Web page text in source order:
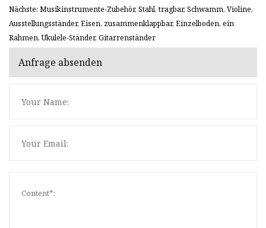
Nächste: Musikinstrumente-Zubehör, Stahl, tragbar, Schwamm, Violine,
Ausstellungsständer, Eisen, zusammenklappbar, Einzelboden, ein
Rahmen, Ukulele-Ständer, Gitarrenständer
Anfrage absenden